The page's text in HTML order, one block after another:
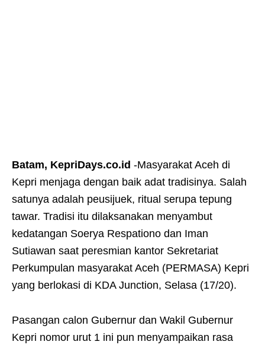
Batam, KepriDays.co.id -Masyarakat Aceh di
Kepri menjaga dengan baik adat tradisinya. Salah
satunya adalah peusijuek, ritual serupa tepung
tawar. Tradisi itu dilaksanakan menyambut
kedatangan Soerya Respationo dan Iman
Sutiawan saat peresmian kantor Sekretariat
Perkumpulan masyarakat Aceh (PERMASA) Kepri
yang berlokasi di KDA Junction, Selasa (17/20).
Pasangan calon Gubernur dan Wakil Gubernur
Kepri nomor urut 1 ini pun menyampaikan rasa